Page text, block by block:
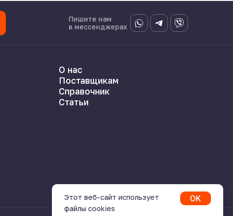
Пишите нам
в мессенджерах
О нас
Поставщикам
Справочник
Статьи
Этот веб-сайт использует
файлы cookies
OK